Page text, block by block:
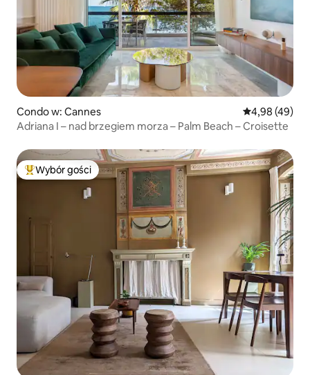
Condo w: Cannes Średnia
4,98 (49)
Adriana I – nad brzegiem morza – Palm Beach – Croisette
Najpopularniejsze z kategorii Wybór gości
Wybór gości